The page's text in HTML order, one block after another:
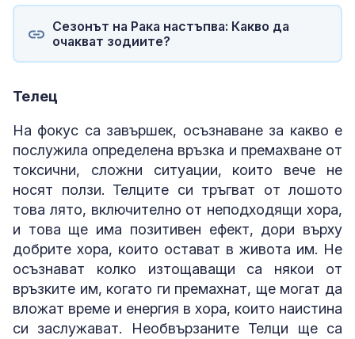
Сезонът на Рака настъпва: Какво да
очакват зодиите?
Телец
На фокус са завършек, осъзнаване за какво е
послужила определена връзка и премахване от
токсични, сложни ситуации, които вече не
носят ползи. Телците си тръгват от лошото
това лято, включително от неподходящи хора,
и това ще има позитивен ефект, дори върху
добрите хора, които остават в живота им. Не
осъзнават колко изтощаващи са някои от
връзките им, когато ги премахнат, ще могат да
вложат време и енергия в хора, които наистина
си заслужават. Необвързаните Телци ще са